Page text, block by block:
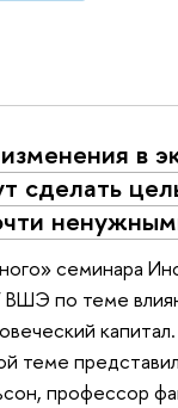
в
сделать
семинара
по теме
теме
профессор